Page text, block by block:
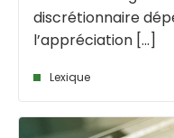
discrétionnaire
l’appréciation [...]
Lexique